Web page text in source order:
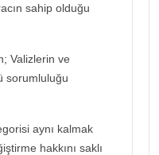
sahip olduğu
Valizlerin ve
sorumluluğu
aynı kalmak
hakkını saklı